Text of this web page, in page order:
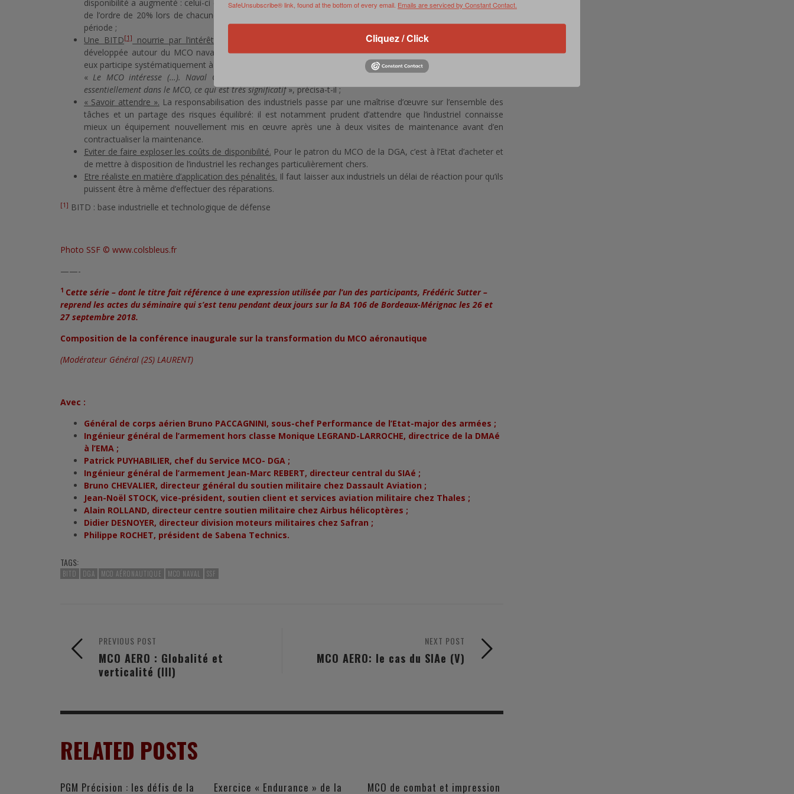
disponibilité a augmenté : celui-ci est passé de 55% en 2004 à 80% en 2018 permettant une baisse des coûts
de l’ordre de 20% lors de chacune des deux grandes vagues de contractualisation qui ont eu lieu sur cette
période ;
Une BITD[1] nourrie par l’intérêt que suscite le MCO.
En quinze ans, une base industrielle stable s’est
développée autour du MCO naval avec une vingtaine d’acteurs industriels, dont une demi-douzaine d’entre
eux participe systématiquement à chaque appel d’offre. Les contrats tournent y compris sur les vieilles flottes.
« Le MCO intéresse (…). Naval Group réalise 45% de son chiffre d’affaires dans les services, c’est-à-dire
essentiellement dans le MCO, ce qui est très significatif», précisa-t-il ;
« Savoir attendre ». La responsabilisation des industriels passe par une maîtrise d’œuvre sur l’ensemble des
tâches et un partage des risques équilibré: il est notamment prudent d’attendre que l’industriel connaisse
mieux un équipement nouvellement mis en œuvre après une à deux visites de maintenance avant d’en
contractualiser la maintenance.
Eviter de faire exploser les coûts de disponibilité. Pour le patron du MCO de la DGA, c’est à l’Etat d’acheter et
de mettre à disposition de l’industriel les rechanges particulièrement chers.
Etre réaliste en matière d’application des pénalités. Il faut laisser aux industriels un délai de réaction pour qu’ils
puissent être à même d’effectuer des réparations.
[1] BITD : base industrielle et technologique de défense
Photo SSF © www.colsbleus.fr
——-
1 Cette série – dont le titre fait référence à une expression utilisée par l’un des participants, Frédéric Sutter –
reprend les actes du séminaire qui s’est tenu pendant deux jours sur la BA 106 de Bordeaux-Mérignac les 26 et
27 septembre 2018.
Composition de la conférence inaugurale sur la transformation du MCO aéronautique
(Modérateur Général (2S) LAURENT)
Avec :
Général de corps aérien Bruno PACCAGNINI, sous-chef Performance de l’Etat-major des armées ;
Ingénieur général de l’armement hors classe Monique LEGRAND-LARROCHE, directrice de la DMAé
à l’EMA ;
Patrick PUYHABILIER, chef du Service MCO- DGA ;
Ingénieur général de l’armement Jean-Marc REBERT, directeur central du SIAé ;
Bruno CHEVALIER, directeur général du soutien militaire chez Dassault Aviation ;
Jean-Noël STOCK, vice-président, soutien client et services aviation militaire chez Thales ;
Alain ROLLAND, directeur centre soutien militaire chez Airbus hélicoptères ;
Didier DESNOYER, directeur division moteurs militaires chez Safran ;
Philippe ROCHET, président de Sabena Technics.
TAGS:
BITD DGA MCO AÉRONAUTIQUE MCO NAVAL SSF
NEXT POST
MCO AERO: le cas du SIAe (V)
PREVIOUS POST
MCO AERO : Globalité et
verticalité (III)
RELATED POSTS
PGM Précision : les défis de la
Exercice « Endurance » de la
MCO de combat et impression
SafeUnsubscribe® link, found at the bottom of every email. Emails are serviced by Constant Contact.
Cliquez / Click